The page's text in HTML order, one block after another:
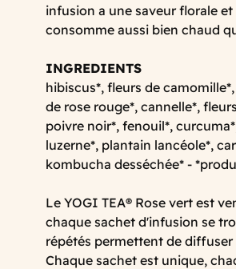
infusion a une saveur florale et
consomme aussi bien chaud
INGREDIENTS
hibiscus*, fleurs de
de rose rouge*, cannelle*,
poivre noir*, fenouil*,
luzerne*, plantain lancéole*,
kombucha desséchée* -
Le YOGI TEA® Rose vert est
chaque sachet d'infusion se
répétés permettent de
Chaque sachet est unique,